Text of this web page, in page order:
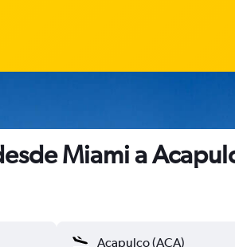
Miami a